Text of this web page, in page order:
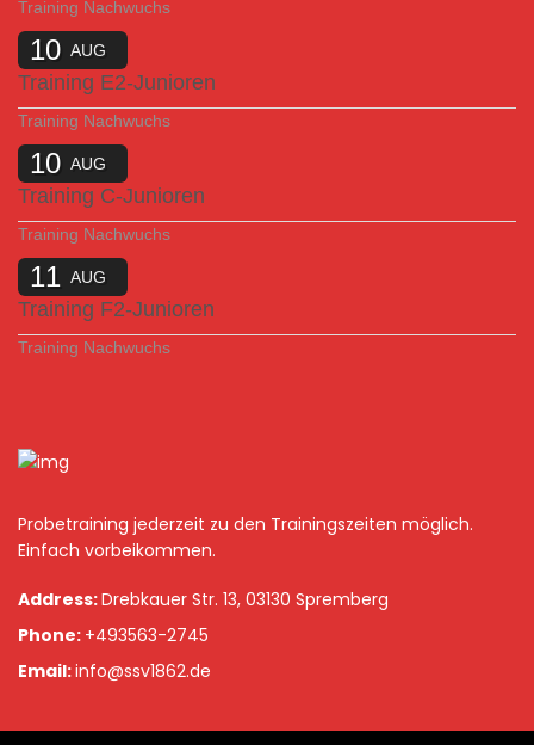
Training Nachwuchs
10 AUG
Training E2-Junioren
Training Nachwuchs
10 AUG
Training C-Junioren
Training Nachwuchs
11 AUG
Training F2-Junioren
Training Nachwuchs
Probetraining jederzeit zu den Trainingszeiten möglich.
Einfach vorbeikommen.
Address:Drebkauer Str. 13, 03130 Spremberg
Phone: +493563-2745
Email:info@ssv1862.de